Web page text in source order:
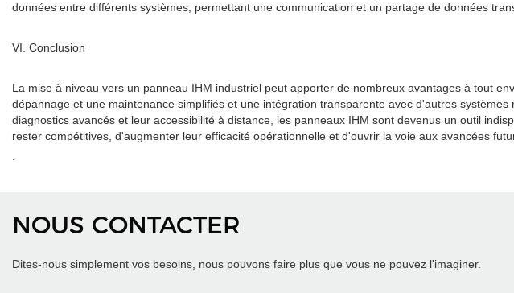
données entre différents systèmes, permettant une communication et un partage de données
VI. Conclusion
La mise à niveau vers un panneau IHM industriel peut apporter de nombreux avantages à tout
dépannage et une maintenance simplifiés et une intégration transparente avec d'autres
diagnostics avancés et leur accessibilité à distance, les panneaux IHM sont devenus un outil
rester compétitives, d'augmenter leur efficacité opérationnelle et d'ouvrir la voie aux avancées
.
NOUS CONTACTER
Dites-nous simplement vos besoins, nous pouvons faire plus que vous ne pouvez l'imaginer.